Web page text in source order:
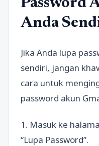
Password
Anda
Jika Anda lupa
sendiri, jangan
cara untuk
password akun
1. Masuk ke
“Lupa Password”.